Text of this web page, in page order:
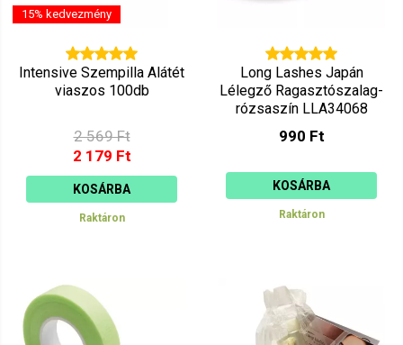
15% kedvezmény
Intensive Szempilla Alátét
viaszos 100db
2 569 Ft
2 179 Ft
KOSÁRBA
Raktáron
Long Lashes Japán
Lélegző Ragasztószalag-
rózsaszín LLA34068
990 Ft
KOSÁRBA
Raktáron